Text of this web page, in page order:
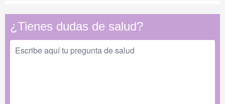
¿Tienes dudas de salud?